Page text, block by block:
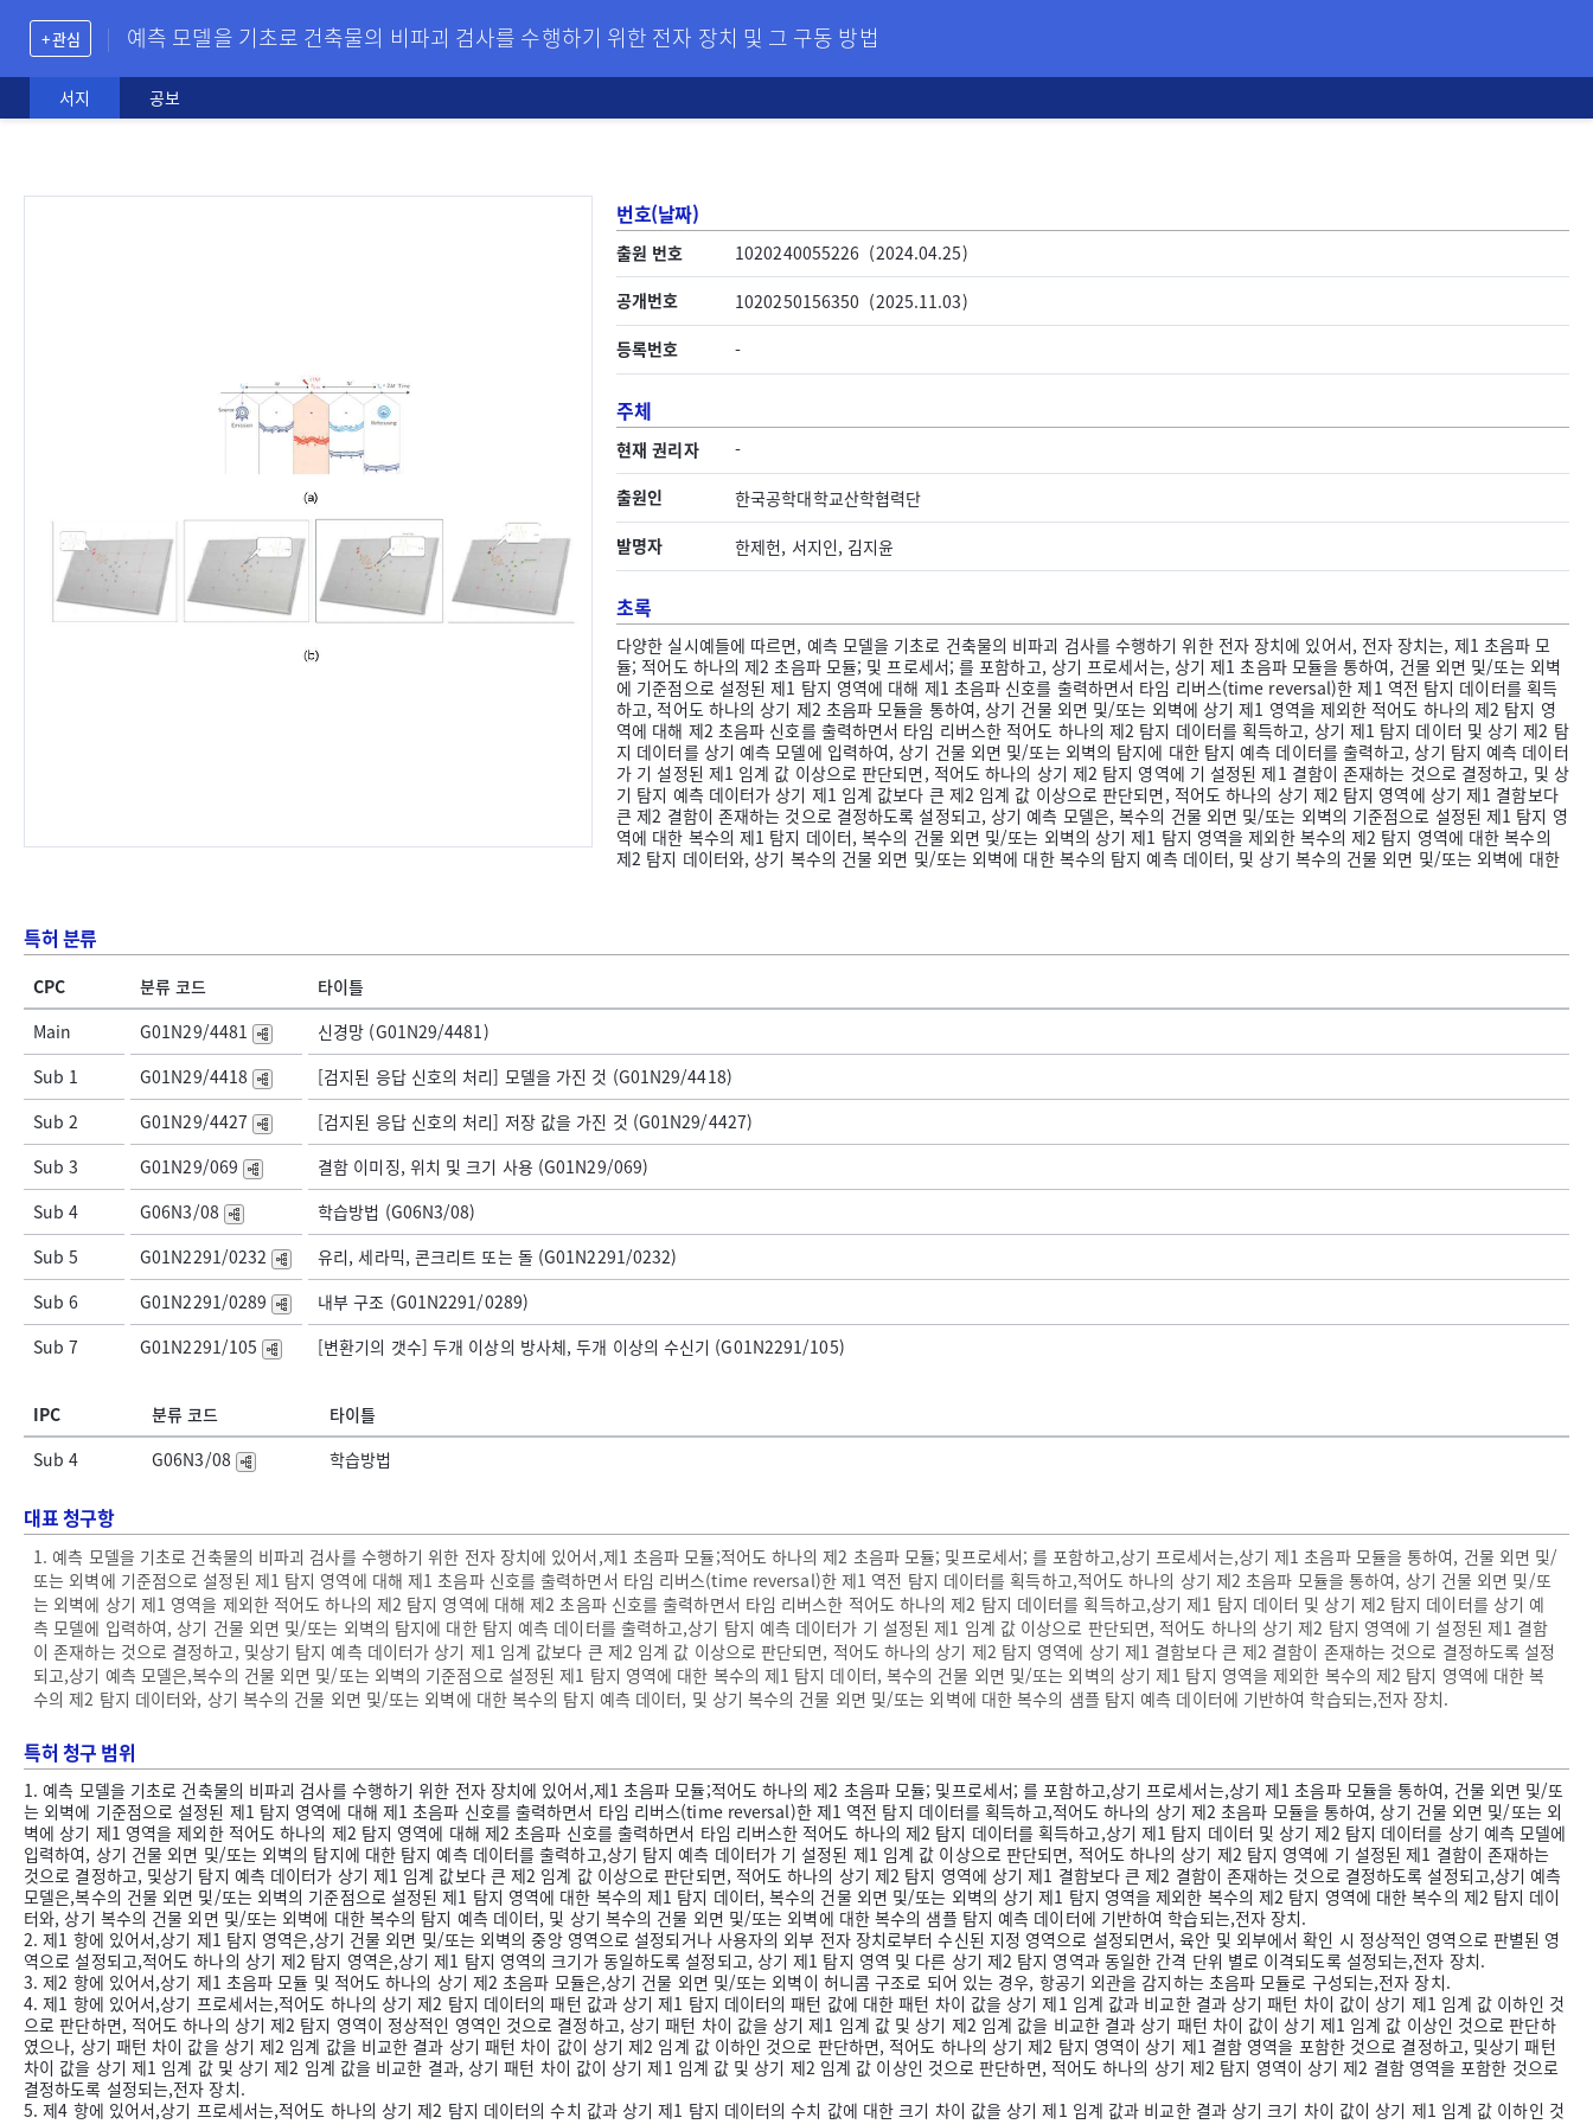
+ 관심 예측 모델을 기초로 건축물의 비파괴 검사를 수행하기 위한 전자 장치 및 그 구동 방법
서지 공보
번호(날짜)
출원 번호 1020240055226 (2024.04.25)
공개번호
1020250156350 (2025.11.03)
등록번호
-
주체
현재 권리자
-
출원인
한국공학대학교산학협력단
발명자
한제헌, 서지인, 김지윤
초록
다양한 실시예들에 따르면, 예측 모델을 기초로 건축물의 비파괴 검사를 수행하기 위한 전자 장치에 있어서, 전자 장치는, 제1 초음파 모
듈; 적어도 하나의 제2 초음파 모듈; 및 프로세서; 를 포함하고, 상기 프로세서는, 상기 제1 초음파 모듈을 통하여, 건물 외면 및/또는 외벽
에 기준점으로 설정된 제1 탐지 영역에 대해 제1 초음파 신호를 출력하면서 타임 리버스(time reversal)한 제1 역전 탐지 데이터를 획득
하고, 적어도 하나의 상기 제2 초음파 모듈을 통하여, 상기 건물 외면 및/또는 외벽에 상기 제1 영역을 제외한 적어도 하나의 제2 탐지 영
역에 대해 제2 초음파 신호를 출력하면서 타임 리버스한 적어도 하나의 제2 탐지 데이터를 획득하고, 상기 제1 탐지 데이터 및 상기 제2 탐
지 데이터를 상기 예측 모델에 입력하여, 상기 건물 외면 및/또는 외벽의 탐지에 대한 탐지 예측 데이터를 출력하고, 상기 탐지 예측 데이터
가 기 설정된 제1 임계 값 이상으로 판단되면, 적어도 하나의 상기 제2 탐지 영역에 기 설정된 제1 결함이 존재하는 것으로 결정하고, 및 상
기 탐지 예측 데이터가 상기 제1 임계 값보다 큰 제2 임계 값 이상으로 판단되면, 적어도 하나의 상기 제2 탐지 영역에 상기 제1 결함보다
큰 제2 결함이 존재하는 것으로 결정하도록 설정되고, 상기 예측 모델은, 복수의 건물 외면 및/또는 외벽의 기준점으로 설정된 제1 탐지 영
역에 대한 복수의 제1 탐지 데이터, 복수의 건물 외면 및/또는 외벽의 상기 제1 탐지 영역을 제외한 복수의 제2 탐지 영역에 대한 복수의
제2 탐지 데이터와, 상기 복수의 건물 외면 및/또는 외벽에 대한 복수의 탐지 예측 데이터, 및 상기 복수의 건물 외면 및/또는 외벽에 대한
특허 분류
CPC 분류 코드
타이틀
Main
G01N29/4481
신경망 (G01N29/4481)
Sub 1
G01N29/4418
[검지된 응답 신호의 처리] 모델을 가진 것 (G01N29/4418)
Sub 2
G01N29/4427
[검지된 응답 신호의 처리] 저장 값을 가진 것 (G01N29/4427)
Sub 3
G01N29/069
결함 이미징, 위치 및 크기 사용 (G01N29/069)
Sub 4
G06N3/08
학습방법 (G06N3/08)
Sub 5
G01N2291/0232
유리, 세라믹, 콘크리트 또는 돌 (G01N2291/0232)
Sub 6
G01N2291/0289
내부 구조 (G01N2291/0289)
Sub 7
G01N2291/105 [변환기의 갯수] 두개 이상의 방사체, 두개 이상의 수신기 (G01N2291/105)
IPC 분류 코드
타이틀
Sub 4
G06N3/08 학습방법
대표 청구항
1. 예측 모델을 기초로 건축물의 비파괴 검사를 수행하기 위한 전자 장치에 있어서,제1 초음파 모듈;적어도 하나의 제2 초음파 모듈; 및프로세서; 를 포함하고,상기 프로세서는,상기 제1 초음파 모듈을 통하여, 건물 외면 및/
또는 외벽에 기준점으로 설정된 제1 탐지 영역에 대해 제1 초음파 신호를 출력하면서 타임 리버스(time reversal)한 제1 역전 탐지 데이터를 획득하고,적어도 하나의 상기 제2 초음파 모듈을 통하여, 상기 건물 외면 및/또
는 외벽에 상기 제1 영역을 제외한 적어도 하나의 제2 탐지 영역에 대해 제2 초음파 신호를 출력하면서 타임 리버스한 적어도 하나의 제2 탐지 데이터를 획득하고,상기 제1 탐지 데이터 및 상기 제2 탐지 데이터를 상기 예
측 모델에 입력하여, 상기 건물 외면 및/또는 외벽의 탐지에 대한 탐지 예측 데이터를 출력하고,상기 탐지 예측 데이터가 기 설정된 제1 임계 값 이상으로 판단되면, 적어도 하나의 상기 제2 탐지 영역에 기 설정된 제1 결함
이 존재하는 것으로 결정하고, 및상기 탐지 예측 데이터가 상기 제1 임계 값보다 큰 제2 임계 값 이상으로 판단되면, 적어도 하나의 상기 제2 탐지 영역에 상기 제1 결함보다 큰 제2 결함이 존재하는 것으로 결정하도록 설정
되고,상기 예측 모델은,복수의 건물 외면 및/또는 외벽의 기준점으로 설정된 제1 탐지 영역에 대한 복수의 제1 탐지 데이터, 복수의 건물 외면 및/또는 외벽의 상기 제1 탐지 영역을 제외한 복수의 제2 탐지 영역에 대한 복
수의 제2 탐지 데이터와, 상기 복수의 건물 외면 및/또는 외벽에 대한 복수의 탐지 예측 데이터, 및 상기 복수의 건물 외면 및/또는 외벽에 대한 복수의 샘플 탐지 예측 데이터에 기반하여 학습되는,전자 장치.
특허 청구 범위
1. 예측 모델을 기초로 건축물의 비파괴 검사를 수행하기 위한 전자 장치에 있어서,제1 초음파 모듈;적어도 하나의 제2 초음파 모듈; 및프로세서; 를 포함하고,상기 프로세서는,상기 제1 초음파 모듈을 통하여, 건물 외면 및/또
는 외벽에 기준점으로 설정된 제1 탐지 영역에 대해 제1 초음파 신호를 출력하면서 타임 리버스(time reversal)한 제1 역전 탐지 데이터를 획득하고,적어도 하나의 상기 제2 초음파 모듈을 통하여, 상기 건물 외면 및/또는 외
벽에 상기 제1 영역을 제외한 적어도 하나의 제2 탐지 영역에 대해 제2 초음파 신호를 출력하면서 타임 리버스한 적어도 하나의 제2 탐지 데이터를 획득하고,상기 제1 탐지 데이터 및 상기 제2 탐지 데이터를 상기 예측 모델에
입력하여, 상기 건물 외면 및/또는 외벽의 탐지에 대한 탐지 예측 데이터를 출력하고,상기 탐지 예측 데이터가 기 설정된 제1 임계 값 이상으로 판단되면, 적어도 하나의 상기 제2 탐지 영역에 기 설정된 제1 결함이 존재하는
것으로 결정하고, 및상기 탐지 예측 데이터가 상기 제1 임계 값보다 큰 제2 임계 값 이상으로 판단되면, 적어도 하나의 상기 제2 탐지 영역에 상기 제1 결함보다 큰 제2 결함이 존재하는 것으로 결정하도록 설정되고,상기 예측
모델은,복수의 건물 외면 및/또는 외벽의 기준점으로 설정된 제1 탐지 영역에 대한 복수의 제1 탐지 데이터, 복수의 건물 외면 및/또는 외벽의 상기 제1 탐지 영역을 제외한 복수의 제2 탐지 영역에 대한 복수의 제2 탐지 데이
터와, 상기 복수의 건물 외면 및/또는 외벽에 대한 복수의 탐지 예측 데이터, 및 상기 복수의 건물 외면 및/또는 외벽에 대한 복수의 샘플 탐지 예측 데이터에 기반하여 학습되는,전자 장치.
2. 제1 항에 있어서,상기 제1 탐지 영역은,상기 건물 외면 및/또는 외벽의 중앙 영역으로 설정되거나 사용자의 외부 전자 장치로부터 수신된 지정 영역으로 설정되면서, 육안 및 외부에서 확인 시 정상적인 영역으로 판별된 영
역으로 설정되고,적어도 하나의 상기 제2 탐지 영역은,상기 제1 탐지 영역의 크기가 동일하도록 설정되고, 상기 제1 탐지 영역 및 다른 상기 제2 탐지 영역과 동일한 간격 단위 별로 이격되도록 설정되는,전자 장치.
3. 제2 항에 있어서,상기 제1 초음파 모듈 및 적어도 하나의 상기 제2 초음파 모듈은,상기 건물 외면 및/또는 외벽이 허니콤 구조로 되어 있는 경우, 항공기 외관을 감지하는 초음파 모듈로 구성되는,전자 장치.
4. 제1 항에 있어서,상기 프로세서는,적어도 하나의 상기 제2 탐지 데이터의 패턴 값과 상기 제1 탐지 데이터의 패턴 값에 대한 패턴 차이 값을 상기 제1 임계 값과 비교한 결과 상기 패턴 차이 값이 상기 제1 임계 값 이하인 것
으로 판단하면, 적어도 하나의 상기 제2 탐지 영역이 정상적인 영역인 것으로 결정하고, 상기 패턴 차이 값을 상기 제1 임계 값 및 상기 제2 임계 값을 비교한 결과 상기 패턴 차이 값이 상기 제1 임계 값 이상인 것으로 판단하
였으나, 상기 패턴 차이 값을 상기 제2 임계 값을 비교한 결과 상기 패턴 차이 값이 상기 제2 임계 값 이하인 것으로 판단하면, 적어도 하나의 상기 제2 탐지 영역이 상기 제1 결함 영역을 포함한 것으로 결정하고, 및상기 패턴
차이 값을 상기 제1 임계 값 및 상기 제2 임계 값을 비교한 결과, 상기 패턴 차이 값이 상기 제1 임계 값 및 상기 제2 임계 값 이상인 것으로 판단하면, 적어도 하나의 상기 제2 탐지 영역이 상기 제2 결함 영역을 포함한 것으로
결정하도록 설정되는,전자 장치.
5. 제4 항에 있어서,상기 프로세서는,적어도 하나의 상기 제2 탐지 데이터의 수치 값과 상기 제1 탐지 데이터의 수치 값에 대한 크기 차이 값을 상기 제1 임계 값과 비교한 결과 상기 크기 차이 값이 상기 제1 임계 값 이하인 것